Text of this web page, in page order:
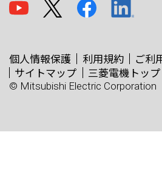
個人情報保護 利用規約
ご利
サイトマップ
三菱電機トップ
© Mitsubishi Electric Corporation